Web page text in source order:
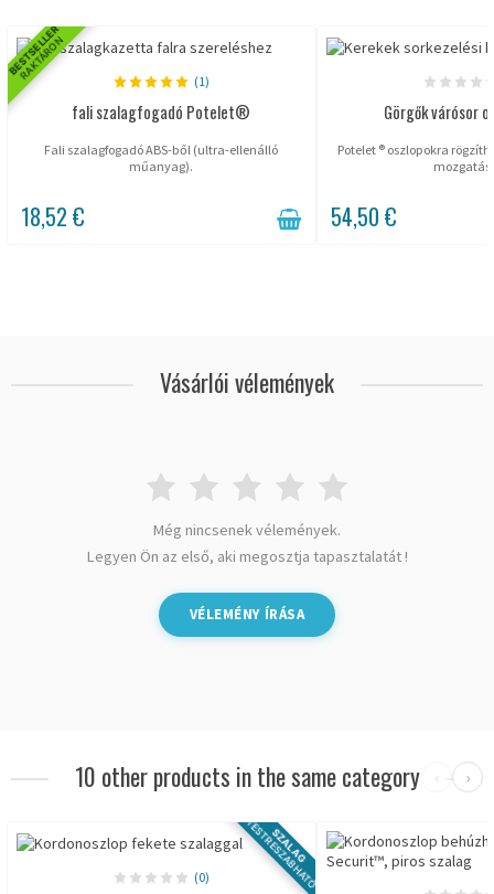
BESTSELLER
RAKTÁRON (1)
fali szalagfogadó Potelet®
Fali szalagfogadó ABS-ből (ultra-ellenálló
műanyag).
18,52 €
Görgők várósor
Potelet ® oszlopokra
54,50 €
Vásárlói vélemények
Még nincsenek vélemények.
Legyen Ön az első, aki megosztja tapasztalatát !
VÉLEMÉNY ÍRÁSA
10 other products in the same category ‹ ›
SZALAG
TESTRESZABHATÓ
(0)